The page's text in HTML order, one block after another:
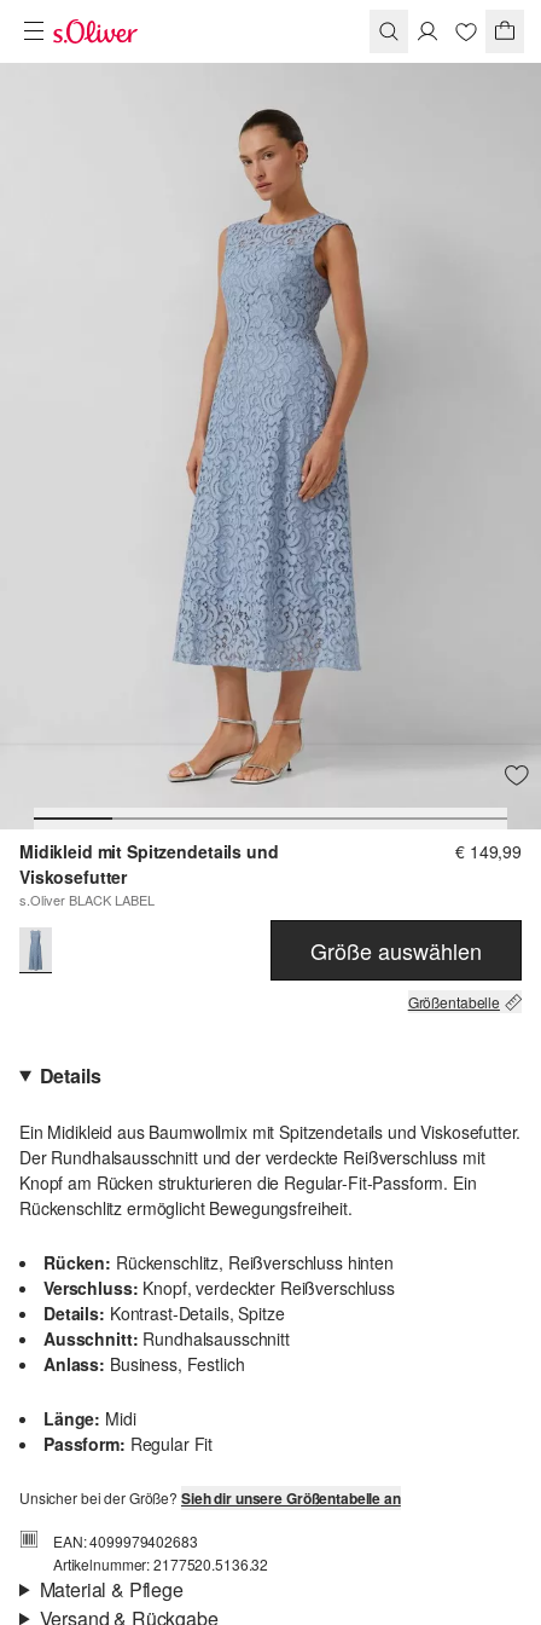
Midikleid mit Spitzendetails und
Viskosefutter
s.Oliver BLACK LABEL
€ 149,99
Größe auswählen
Größentabelle
Details
Ein Midikleid aus Baumwollmix mit Spitzendetails und Viskosefutter.
Der Rundhalsausschnitt und der verdeckte Reißverschluss mit
Knopf am Rücken strukturieren die Regular-Fit-Passform. Ein
Rückenschlitz ermöglicht Bewegungsfreiheit.
Rücken: Rückenschlitz, Reißverschluss hinten
Verschluss: Knopf, verdeckter Reißverschluss
Details: Kontrast-Details, Spitze
Ausschnitt: Rundhalsausschnitt
Anlass: Business, Festlich
Länge: Midi
Passform: Regular Fit
Unsicher bei der Größe? Sieh dir unsere Größentabelle an
EAN: 4099979402683
Artikelnummer: 2177520.5136.32
Material & Pflege
Versand & Rückgabe